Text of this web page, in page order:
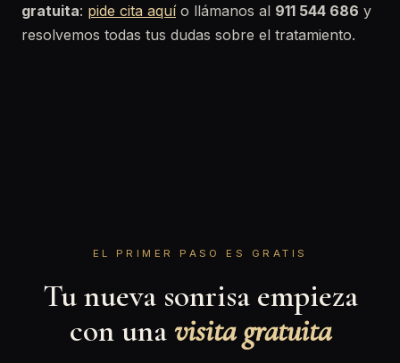
gratuita: pide cita aquío llámanos al 911 544 686 y
resolvemos todas tus dudas sobre el tratamiento.
EL PRIMER PASO ES GRATIS
Tu nueva sonrisa empieza
con unavisita gratuita